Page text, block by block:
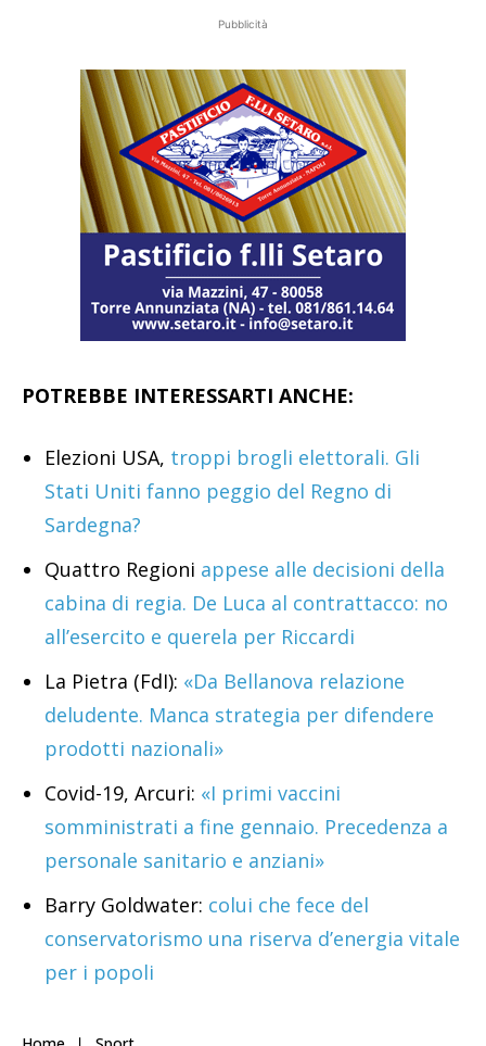
Pubblicità
POTREBBE INTERESSARTI ANCHE:
Elezioni USA, troppi brogli elettorali. Gli
Stati Uniti fanno peggio del Regno di
Sardegna?
Quattro Regioni appese alle decisioni della
cabina di regia. De Luca al contrattacco: no
all’esercito e querela per Riccardi
La Pietra (FdI): «Da Bellanova relazione
deludente. Manca strategia per difendere
prodotti nazionali»
Covid-19, Arcuri: «I primi vaccini
somministrati a fine gennaio. Precedenza a
personale sanitario e anziani»
Barry Goldwater: colui che fece del
conservatorismo una riserva d’energia vitale
per i popoli